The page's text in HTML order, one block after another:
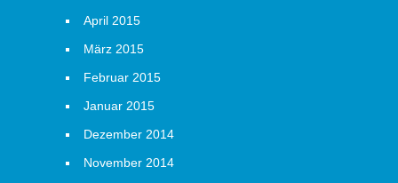
April 2015
März 2015
Februar 2015
Januar 2015
Dezember 2014
November 2014